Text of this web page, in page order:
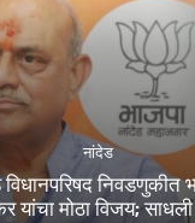
नांदेड
विधानपरिषद
यांचा मोठा विजय;